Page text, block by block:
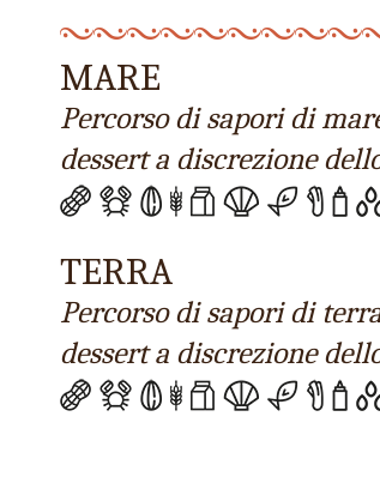
MARE
Percorso di sapori di
dessert a discrezione
TERRA
Percorso di sapori di
dessert a discrezione